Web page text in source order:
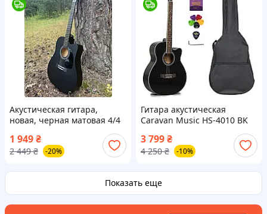
Акустическая гитара,
новая, черная матовая 4/4
1 949₴
2 449 ₴ -20%
Гитара акустическая
Caravan Music HS-4010 BK
(чехол, копилка, медиатор,
струна, ключ)
3 799₴
4 250 ₴ -10%
Показать еще